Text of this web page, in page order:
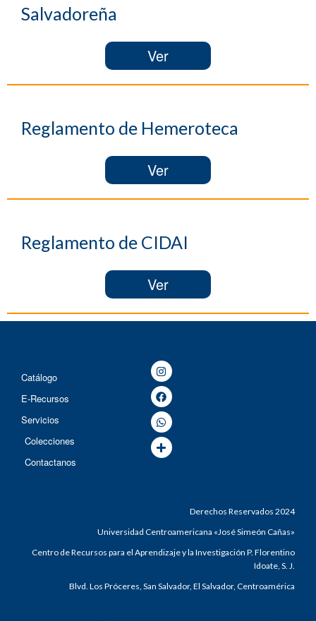
Salvadoreña
Ver
Reglamento de Hemeroteca
Ver
Reglamento de CIDAI
Ver
Catálogo
E-Recursos
Servicios
Colecciones
Contactanos
Derechos Reservados 2024
Universidad Centroamericana «José Simeón Cañas»
Centro de Recursos para el Aprendizaje y la Investigación P. Florentino
Idoate, S. J.
Blvd. Los Próceres, San Salvador, El Salvador, Centroamérica